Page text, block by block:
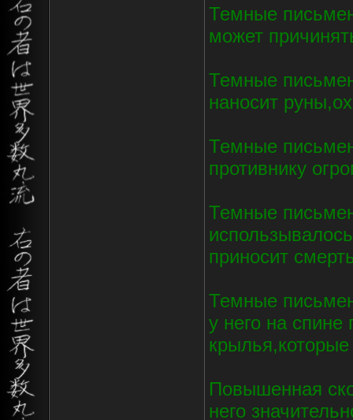
Темные
может
Темные
наносит
Темные
противнику
Темные
приносит
Темные
у него на
Повышенная
него